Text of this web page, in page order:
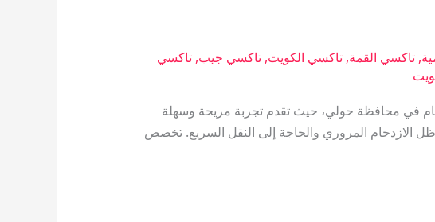
, تاكسي القمة, تاكسي الكويت, تاكسي جيب, تاكسي
في محافظة حولي، حيث تقدم تجربة مريحة وسهلة
الازدحام المروري والحاجة إلى النقل السريع. تخصص